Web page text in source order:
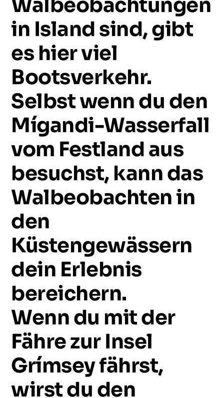
Walbeobachtungen
in Islandsind,gibt
es hierviel
Bootsverkehr.
Selbstwenndu den
Mígandi-Wasserfall
vom Festlandaus
besuchst, kanndas
Walbeobachtenin
den
Küstengewässern
dein Erlebnis
bereichern.
Wenndu mitder
Fährezur Insel
Grímseyfährst,
wirstdu den